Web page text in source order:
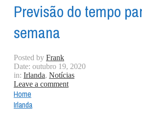
Previsão do tempo
semana
Posted by Frank
Date: outubro 19, 2020
in: Irlanda, Notícias
Leave a comment
Home
Irlanda